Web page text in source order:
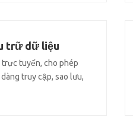
trữ dữ liệu
tuyến, cho phép
truy cập, sao lưu,